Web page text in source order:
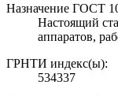
Назначение ГОСТ
Настоящий
аппаратов,
ГРНТИ индекс(ы):
534337